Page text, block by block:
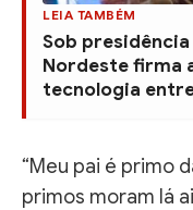
LEIA TAMBÉM
Sob
Nordeste firma
tecnologia
“Meu pai é primo
primos moram lá